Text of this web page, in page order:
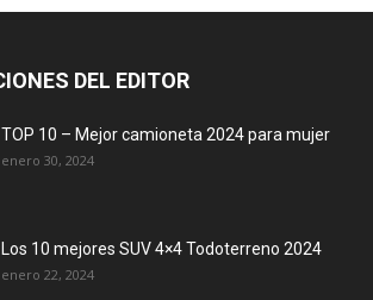
DEL EDITOR
TOP 10 – Mejor camioneta 2024 para mujer
enero 30, 2024
Los 10 mejores SUV 4×4 Todoterreno 2024
enero 22, 2024